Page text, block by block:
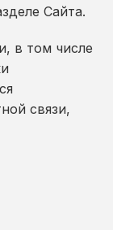
Сайта.
в том числе
связи,